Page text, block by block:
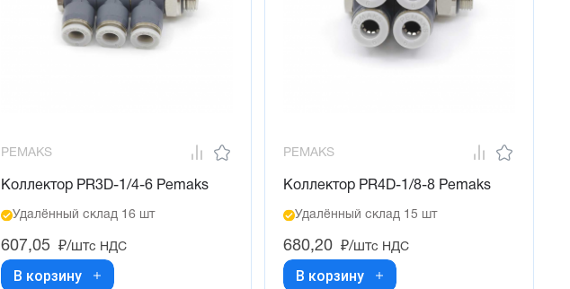
PEMAKS
Коллектор PR3D-1/4-6 Pemaks
Удалённый склад 16 шт
607,05 ₽/штс НДС
В корзину
PEMAKS
Коллектор PR4D-1/8-8 Pemaks
Удалённый склад 15 шт
680,20 ₽/штс НДС
В корзину